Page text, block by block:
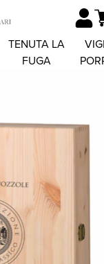
TENUTA LA
FUGA